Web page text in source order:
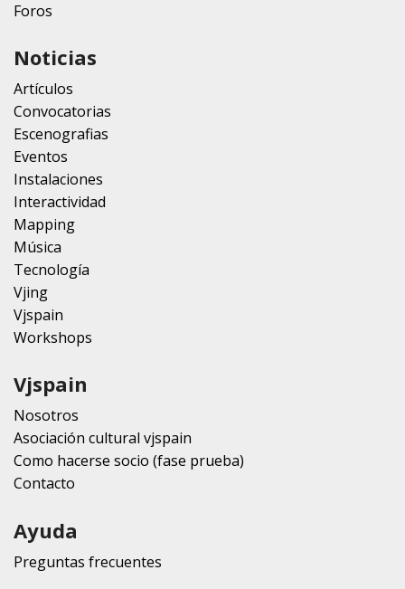
Foros
Noticias
Artículos
Convocatorias
Escenografias
Eventos
Instalaciones
Interactividad
Mapping
Música
Tecnología
Vjing
Vjspain
Workshops
Vjspain
Nosotros
Asociación cultural vjspain
Como hacerse socio (fase prueba)
Contacto
Ayuda
Preguntas frecuentes